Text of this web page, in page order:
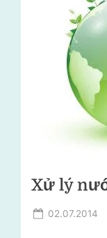
Xử lý
Posted
02.07.2014